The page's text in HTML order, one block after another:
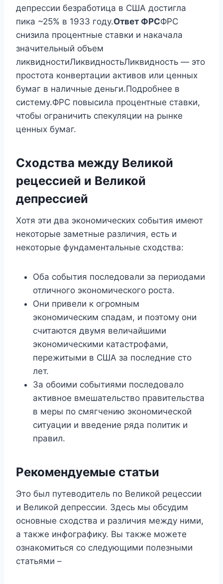
депрессии безработица в США достигла
пика ~25% в 1933 году.Ответ ФРСФРС
снизила процентные ставки и накачала
значительный объем
ликвидностиЛиквидностьЛиквидность — это
простота конвертации активов или ценных
бумаг в наличные деньги.Подробнее в
систему.ФРС повысила процентные ставки,
чтобы ограничить спекуляции на рынке
ценных бумаг.
Сходства между Великой
рецессией и Великой
депрессией
Хотя эти два экономических события имеют
некоторые заметные различия, есть и
некоторые фундаментальные сходства:
Оба события последовали за периодами
отличного экономического роста.
Они привели к огромным
экономическим спадам, и поэтому они
считаются двумя величайшими
экономическими катастрофами,
пережитыми в США за последние сто
лет.
За обоими событиями последовало
активное вмешательство правительства
в меры по смягчению экономической
ситуации и введение ряда политик и
правил.
Рекомендуемые статьи
Это был путеводитель по Великой рецессии
и Великой депрессии. Здесь мы обсудим
основные сходства и различия между ними,
а также инфографику. Вы также можете
ознакомиться со следующими полезными
статьями –